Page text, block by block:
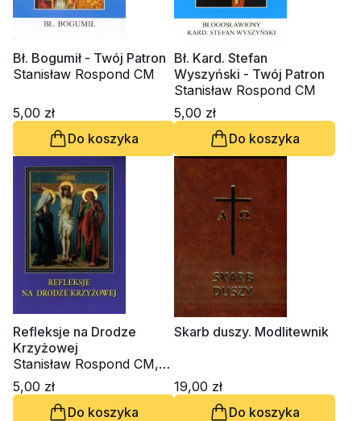
Bł. Bogumił - Twój Patron
Stanisław Rospond CM
5,00 zł
Do koszyka
Bł. Kard. Stefan
Wyszyński - Twój Patron
Stanisław Rospond CM
5,00 zł
Do koszyka
Refleksje na Drodze
Krzyżowej
Stanisław Rospond CM,
ks. Stefan Uchacz CM
5,00 zł
Do koszyka
Skarb duszy. Modlitewnik
19,00 zł
Do koszyka